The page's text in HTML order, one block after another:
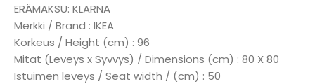
ERÄMAKSU: KLARNA
Merkki / Brand : IKEA
Korkeus / Height (cm) : 96
Mitat (Leveys x Syvvys) / Dimensions (cm) : 80 X 80
Istuimen leveys / Seat width / (cm) : 50